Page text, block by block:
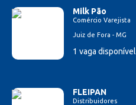
Milk Pão
Comércio Varejista
Juiz de Fora - MG
1 vaga disponível
FLEIPAN
Distribuidores